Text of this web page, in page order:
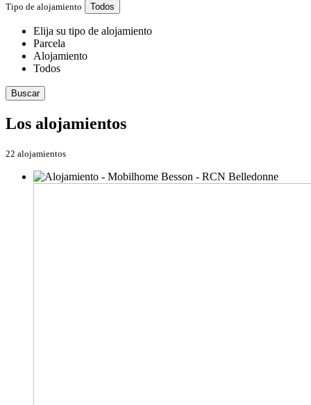
Tipo de alojamiento Todos
Elija su tipo de alojamiento
Parcela
Alojamiento
Todos
Buscar
Los alojamientos
22 alojamientos